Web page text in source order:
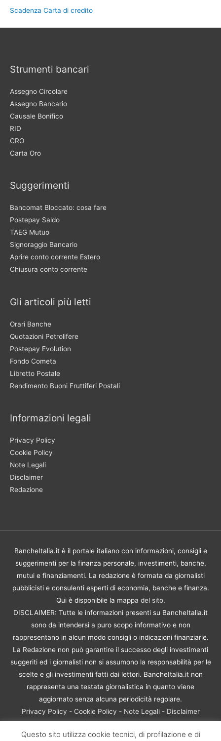
Scadenza Carta di credito
Strumenti bancari
Assegno Circolare
Assegno Bancario
Causale Bonifico
RID
CRO
Carta Oro
Suggerimenti
Bancomat Bloccato: cosa fare
Postepay Saldo
TAEG Mutuo
Signoraggio Bancario
Aprire conto corrente Estero
Chiusura conto corrente
Gli articoli più letti
Orari Banche
Quotazioni Petrolifere
Postepay Evolution
Fondo Cometa
Libretto Postale
Rendimento Buoni Fruttiferi Postali
Informazioni legali
Privacy Policy
Cookie Policy
Note Legali
Disclaimer
Redazione
BancheItalia.it è il portale italiano con informazioni, consigli e
suggerimenti per la finanza personale, investimenti, banche,
mutui e finanziamenti. La redazione è formata da giornalisti
pubblicisti e consulenti esperti di economia, banche e finanza.
Qui è disponibile la mappa del sito.
DISCLAIMER: Tutte le informazioni presenti su BancheItalia.it
sono da intendersi a puro scopo informativo e non
rappresentano in alcun modo consigli o indicazioni finanziarie.
La Redazione non può garantire il successo degli investimenti
suggeriti ed i giornalisti non si assumono la responsabilità per le
scelte e gli investimenti fatti dai lettori. BancheItalia.it non
rappresenta una testata giornalistica in quanto viene
aggiornato senza alcuna periodicità regolare.
Privacy Policy - Cookie Policy - Note Legali- Disclaimer
Rischio Investimenti
BancheItalia.it Copyright © 2021. Tutti i diritti sono riservati. |
Questo sito utilizza cookie tecnici, di profilazione e di